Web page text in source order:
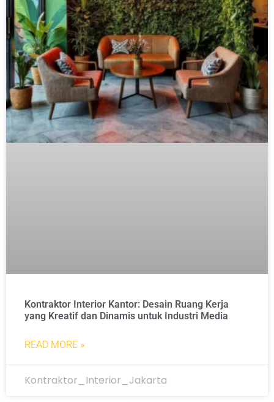
Kontraktor Interior Kantor: Desain Ruang Kerja
yang Kreatif dan Dinamis untuk Industri Media
READ MORE »
Kontraktor_Interior_Jakarta